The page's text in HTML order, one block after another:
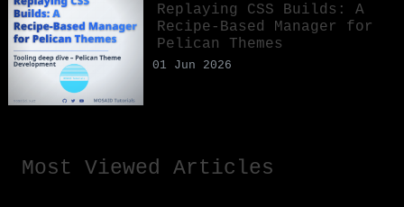
Replaying CSS Builds: A
Recipe-Based Manager for
Pelican Themes
01 Jun 2026
Most Viewed Articles